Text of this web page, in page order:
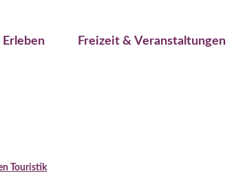
Erleben Freizeit & Veranstaltungen
Touristik